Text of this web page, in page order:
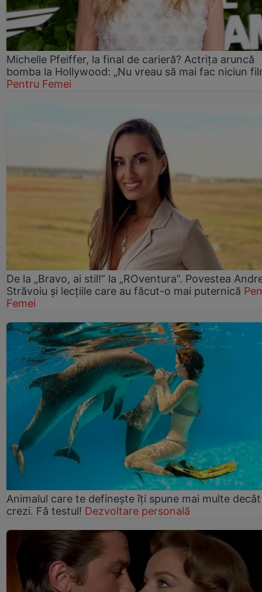
Michelle Pfeiffer, la final de carieră? Actrița aruncă
bomba la Hollywood: „Nu vreau să mai fac niciun
Pentru Femei
De la „Bravo, ai stil!” la „ROventura”. Povestea
Străvoiu și lecțiile care au făcut-o mai puternică
Femei
Animalul care te definește îți spune mai multe decât
crezi. Fă testul! Dezvoltare personală